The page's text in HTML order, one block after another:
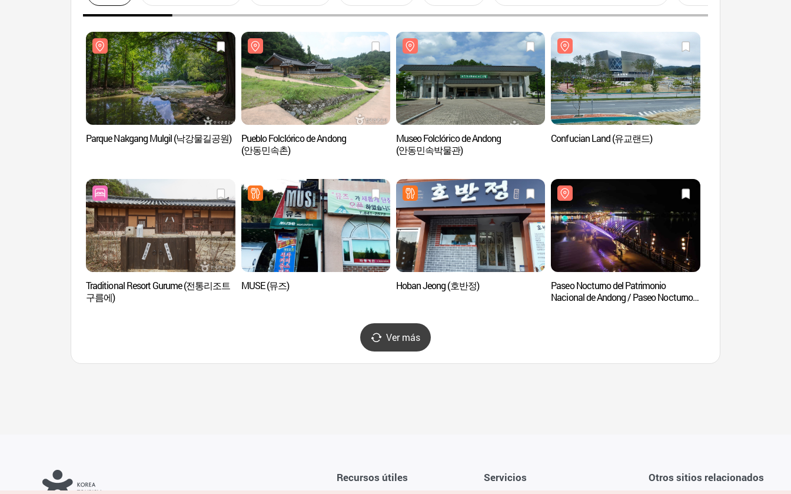
Parque Nakgang Mulgil (낙강물길공원)
Pueblo Folclórico de Andong
(안동민속촌)
Museo Folclórico de Andong
(안동민속박물관)
Confucian Land (유교랜드)
Traditional Resort Gurume (전통리조트
구름에)
MUSE (뮤즈) Hoban Jeong (호반정)
Paseo Nocturno del Patrimonio
Nacional de Andong / Paseo Nocturno
Ver más
Recursos útiles Servicios Otros sitios relacionados